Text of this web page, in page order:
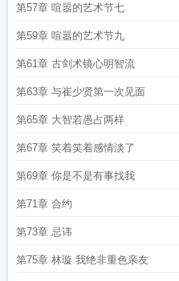
第57章 喧嚣的艺术节七
第59章 喧嚣的艺术节九
第61章 古剑术镜心明智流
第63章 与崔少贤第一次见面
第65章 大智若愚占两样
第67章 笑着笑着感情淡了
第69章 你是不是有事找我
第71章 合约
第73章 忌讳
第75章 林璇 我绝非重色亲友